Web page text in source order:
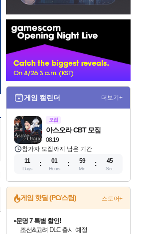
벤
게임 캘린더 더보기+
모집
08.19
아스오라 CBT 모집
참가자 모집까지 남은 기간
11
Days
01
Hours
59
Min
44
Sec
게임 핫딜 (PC/스팀) 스토어+
마블 투혼 파이팅 소울즈 정식출시!
마블 히어로 총 출동&화려한 격투!